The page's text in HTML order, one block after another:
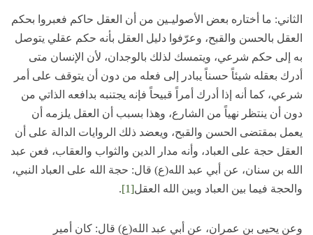
الثاني: ما أختاره بعض الأصوليـين من أن العقل حاكم فعبروا بحكم
العقل بالحسن والقبح، وعرّفوا دليل العقل بأنه حكم عقلي يتوصل
به إلى حكم شرعي، ويتمسك لذلك بالوجدان، لأن الإنسان متى
أدرك بعقله شيئاً حسناً يبادر إلى فعله من دون أن يتوقف على أمر
شرعي، كما أنه إذا أدرك أمراً قبيحاً فإنه يجتنبه بدافعه الذاتي من
دون أن ينتظر نهياً من الشارع، وهذا بسبب أن العقل يلزمه أن
يعمل بمقتضى الحسن والقبح، ويعضد ذلك الروايات الدالة على أن
العقل حجة على العباد، وأنه مدار الدين والثواب والعقاب، فعن عبد
الله بن سنان، عن أبي عبد الله(ع) قال: حجة الله على العباد النبي،
والحجة فيما بين العباد وبين الله العقل[1]
.
وعن يحيى بن عمران، عن أبي عبد الله(ع) قال: كان أمير